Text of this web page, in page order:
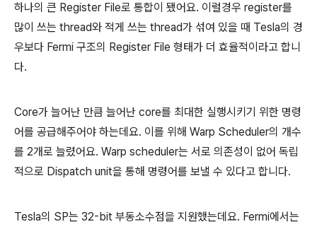
하나의 큰 Register File로 통합이 됐어요. 이럴경우 register를
많이 쓰는 thread와 적게 쓰는 thread가 섞여 있을 때 Tesla의 경
우보다 Fermi 구조의 Register File 형태가 더 효율적이라고 합니
다.
Core가 늘어난 만큼 늘어난 core를 최대한 실행시키기 위한 명령
어를 공급해주어야 하는데요. 이를 위해 Warp Scheduler의 개수
를 2개로 늘렸어요. Warp scheduler는 서로 의존성이 없어 독립
적으로 Dispatch unit을 통해 명령어를 보낼 수 있다고 합니다.
Tesla의 SP는 32-bit 부동소수점을 지원했는데요. Fermi에서는